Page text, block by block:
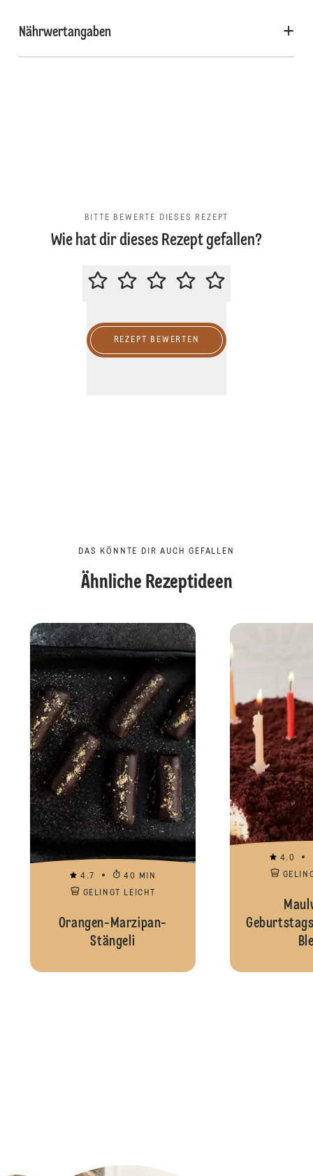
Nährwertangaben
BITTE BEWERTE DIESES REZEPT
Wie hat dir dieses Rezept gefallen?
BITTE BEWERTE DIESES REZEPT
REZEPT BEWERTEN
DAS KÖNNTE DIR AUCH GEFALLEN
Ähnliche Rezeptideen
4.7
40 MIN
GELINGT LEICHT
Orangen-Marzipan-
Stängeli
4.0